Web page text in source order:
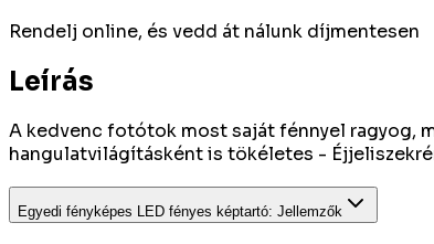
Rendelj online, és vedd át nálunk díjmentesen
Leírás
A kedvenc fotótok most saját fénnyel ragyog,
hangulatvilágításként is tökéletes -
Egyedi fényképes LED fényes képtartó: Jellemzők